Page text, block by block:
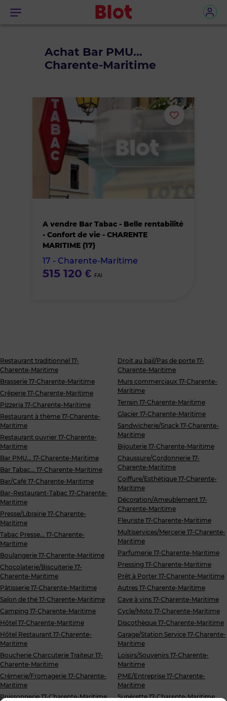
Menu
Achat Bar PMU...
Charente-Maritime
Ajouter
A vendre Bar Tabac - Belle rentabilité
- Confort de vie - CHARENTE
MARITIME (17)
17 - Charente-Maritime
515 120 € FAI
Restaurant traditionnel 17-
Charente-Maritime
Brasserie 17-Charente-Maritime
Crêperie 17-Charente-Maritime
Pizzeria 17-Charente-Maritime
Restaurant à thème 17-Charente-
Maritime
Restaurant ouvrier 17-Charente-
Maritime
Bar PMU... 17-Charente-Maritime
Bar Tabac... 17-Charente-Maritime
Bar/Café 17-Charente-Maritime
Bar-Restaurant-Tabac 17-Charente-
Maritime
Presse/Librairie 17-Charente-
Maritime
Tabac Presse... 17-Charente-
Maritime
Boulangerie 17-Charente-Maritime
Chocolaterie/Biscuiterie 17-
Charente-Maritime
Pâtisserie 17-Charente-Maritime
Salon de thé 17-Charente-Maritime
Camping 17-Charente-Maritime
Hôtel 17-Charente-Maritime
Hôtel Restaurant 17-Charente-
Maritime
Boucherie Charcuterie Traiteur 17-
Charente-Maritime
Crèmerie/Fromagerie 17-Charente-
Maritime
Poissonnerie 17-Charente-Maritime
Droit au bail/Pas de porte 17-
Charente-Maritime
Murs commerciaux 17-Charente-
Maritime
Terrain 17-Charente-Maritime
Glacier 17-Charente-Maritime
Sandwicherie/Snack 17-Charente-
Maritime
Bijouterie 17-Charente-Maritime
Chaussure/Cordonnerie 17-
Charente-Maritime
Coiffure/Esthétique 17-Charente-
Maritime
Décoration/Ameublement 17-
Charente-Maritime
Fleuriste 17-Charente-Maritime
Multiservices/Mercerie 17-Charente-
Maritime
Parfumerie 17-Charente-Maritime
Pressing 17-Charente-Maritime
Prêt à Porter 17-Charente-Maritime
Autres 17-Charente-Maritime
Cave à vins 17-Charente-Maritime
Cycle/Moto 17-Charente-Maritime
Discothèque 17-Charente-Maritime
Garage/Station Service 17-Charente-
Maritime
Loisirs/Souvenirs 17-Charente-
Maritime
PME/Entreprise 17-Charente-
Maritime
Supérette 17-Charente-Maritime